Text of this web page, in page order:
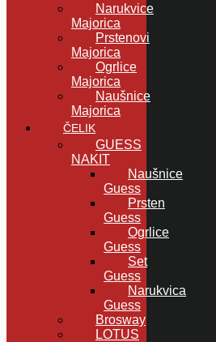
Narukvice
Majorica
Prstenovi
Majorica
Ogrlice
Majorica
Naušnice
Majorica
ČELIK
GUESS
NAKIT
Naušnice
Guess
Prsten
Guess
Ogrlice
Guess
Set
Guess
Narukvica
Guess
Brosway
LOTUS